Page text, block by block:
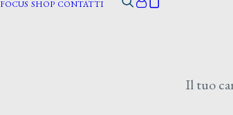
FOCUS SHOP CONTATTI
Il tuo